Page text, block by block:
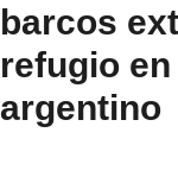
barcos
refugio
argentino